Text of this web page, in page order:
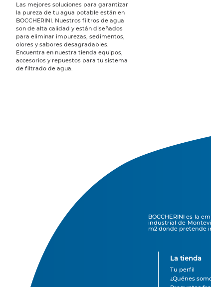
Las mejores soluciones para garantizar
la pureza de tu agua potable están en
BOCCHERINI. Nuestros filtros de agua
son de alta calidad y están diseñados
para eliminar impurezas, sedimentos,
olores y sabores desagradables.
Encuentra en nuestra tienda equipos,
accesorios y repuestos para tu sistema
de filtrado de agua.
BOCCHERINI es la
industrial de
m2 donde pretende
La tienda
Tu perfil
¿Quénes